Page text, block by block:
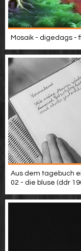
Mosaik - digedags -
Aus dem tagebuch
02 - die bluse (ddr